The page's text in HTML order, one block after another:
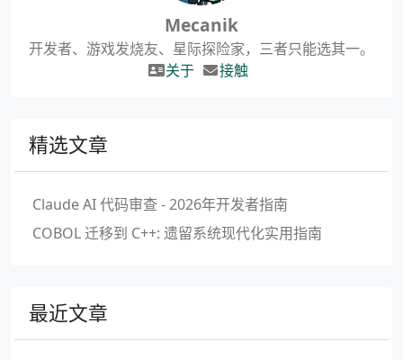
Mecanik
开发者、游戏发烧友、星际探险家，三者只能选其一。
关于
接触
精选文章
Claude AI 代码审查 - 2026年开发者指南
COBOL 迁移到 C++: 遗留系统现代化实用指南
最近文章